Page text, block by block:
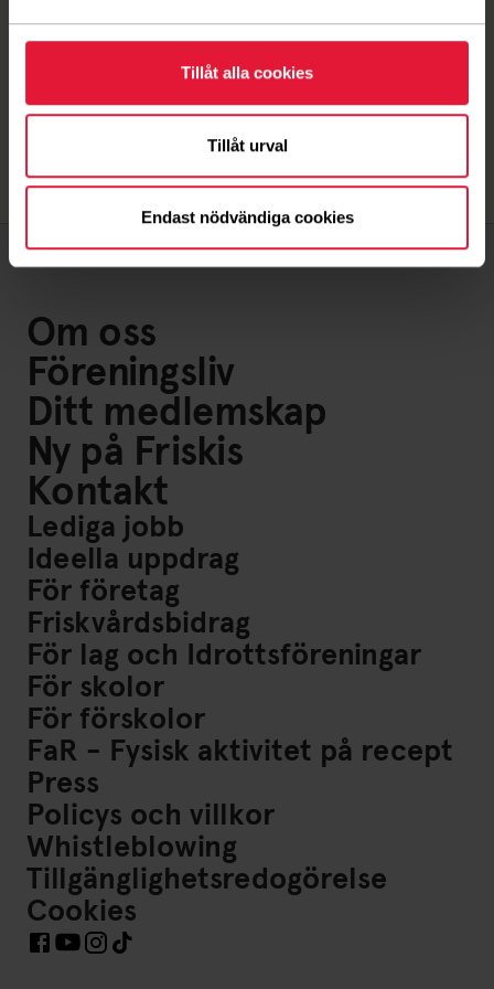
Tillåt alla cookies
Tillåt urval
Endast nödvändiga cookies
samma cykel till er under hela dagen. Maila då det
annesundberg@live.se
Om oss
Föreningsliv
Ditt medlemskap
Ny på Friskis
Kontakt
Lediga jobb
Ideella uppdrag
För företag
Friskvårdsbidrag
För lag och Idrottsföreningar
För skolor
För förskolor
FaR - Fysisk aktivitet på recept
Press
Policys och villkor
Whistleblowing
Tillgänglighetsredogörelse
Cookies